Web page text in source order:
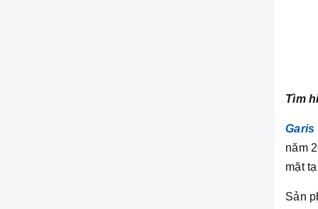
Tìm
Garis
năm
mặt
Sản